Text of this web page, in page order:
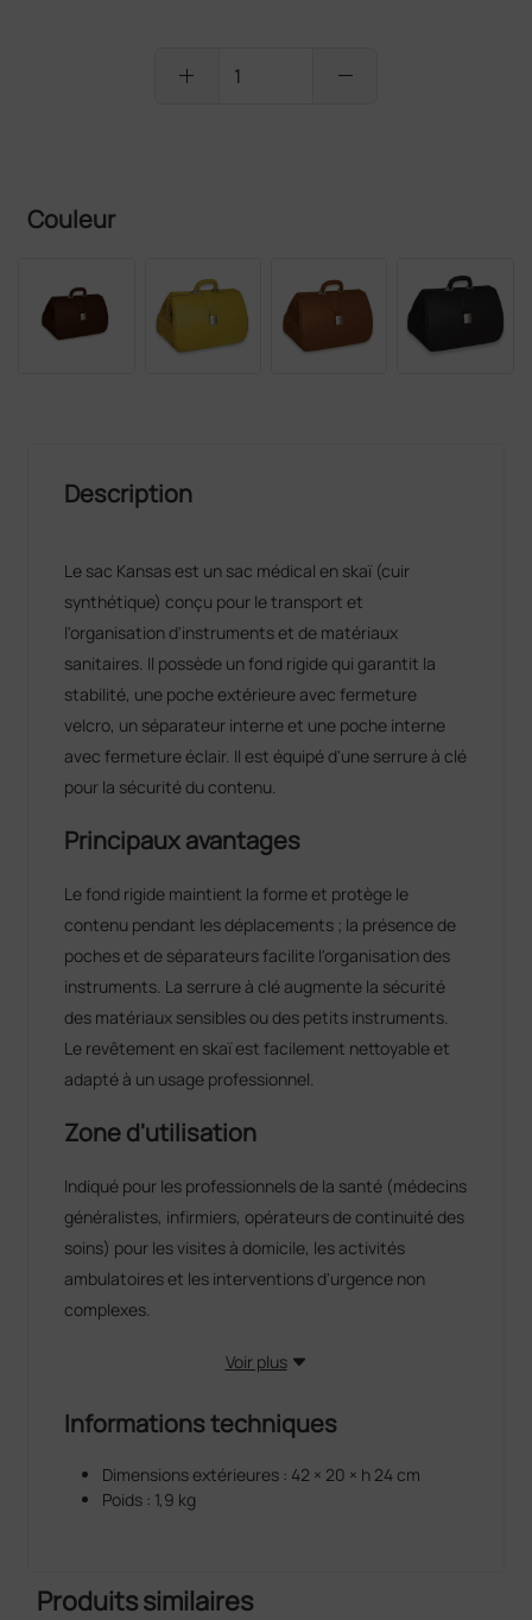
add remove
Couleur
Description
Le sac Kansas est un sac médical en skaï (cuir
synthétique) conçu pour le transport et
l'organisation d'instruments et de matériaux
sanitaires. Il possède un fond rigide qui garantit la
stabilité, une poche extérieure avec fermeture
velcro, un séparateur interne et une poche interne
avec fermeture éclair. Il est équipé d'une serrure à clé
pour la sécurité du contenu.
Principaux avantages
Le fond rigide maintient la forme et protège le
contenu pendant les déplacements ; la présence de
poches et de séparateurs facilite l'organisation des
instruments. La serrure à clé augmente la sécurité
des matériaux sensibles ou des petits instruments.
Le revêtement en skaï est facilement nettoyable et
adapté à un usage professionnel.
Zone d'utilisation
Indiqué pour les professionnels de la santé (médecins
généralistes, infirmiers, opérateurs de continuité des
soins) pour les visites à domicile, les activités
ambulatoires et les interventions d'urgence non
complexes.
Voir plus
Informations techniques
Dimensions extérieures : 42 × 20 × h 24 cm
Poids : 1,9 kg
Produits similaires